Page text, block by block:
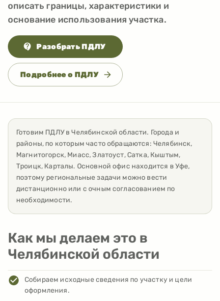
описать границы, характеристики и
основание использования участка.
Разобрать ПДЛУ
Подробнее о ПДЛУ
Готовим ПДЛУвЧелябинской области. Города и
районы, по которым часто обращаются: Челябинск,
Магнитогорск, Миасс, Златоуст, Сатка, Кыштым,
Троицк, Карталы. Основной офис находится в Уфе,
поэтому региональные задачи можно вести
дистанционно или с очным согласованием по
необходимости.
Как мы делаем это в
Челябинской области
Собираем исходные сведения по участку и цели
оформления.